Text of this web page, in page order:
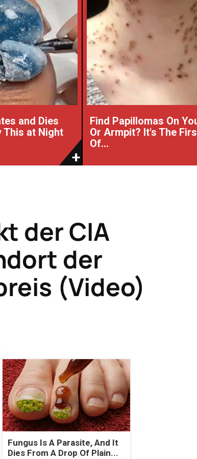
and Dies
This at Night
Find Papillomas On
Or Armpit? It's The
Of...
der CIA
der
(Video)
Fungus Is A Parasite, And It
Dies From A Drop Of Plain...